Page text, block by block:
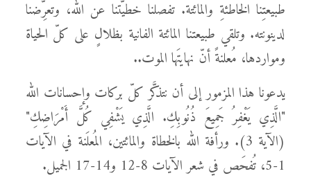
طبيعتِنا الخاطئةِ والمائتة. تفصلنا خطيّتنا عن الله، وتعرِّضنا
لدينونته. وتلقي طبيعتنا المائتة الفانية بظلالٍ على كلّ الحياة
ومواردها، مُعلنةً أنّ نهايتَها الموت..
يدعونا هذا المزمور إلى أن نتذكَّر كلّ بركات وإحسانات الله
"الَّذِي يَغْفِرُ جَمِيعَ ذُنُوبِكِ. الَّذِي يَشْفِي كُلَّ أَمْرَاضِكِ"
(الآية 3). ورأفة الله بالخطاة والمائتين، المُعلَنة في الآيات
1-5، تُفحَص في شعر الآيات 8-12 و14-17 الجميل.